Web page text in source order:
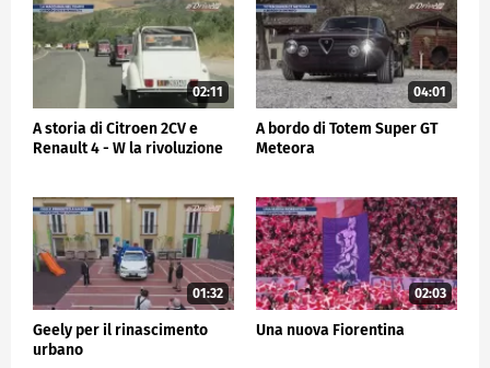
02:11
A storia di Citroen 2CV e
Renault 4 - W la rivoluzione
04:01
A bordo di Totem Super GT
Meteora
01:32
Geely per il rinascimento
urbano
02:03
Una nuova Fiorentina